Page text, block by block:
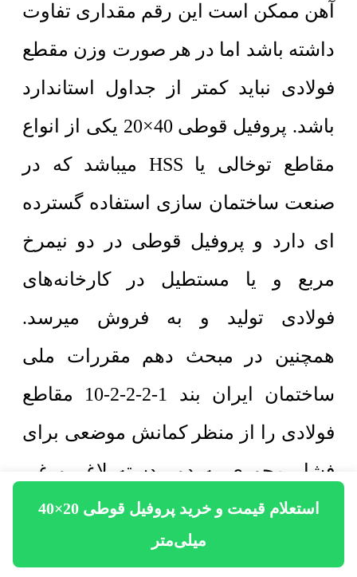
استعلام قیمت و خرید پروفیل قوطی 20×40
میلی‌متر
آهن ممکن است این رقم مقداری تفاوت
داشته باشد اما در هر صورت وزن مقطع
فولادی نباید کمتر از جداول استاندارد
باشد. پروفیل قوطی 40×20 یکی از انواع
مقاطع توخالی یا HSS میباشد که در
صنعت ساختمان سازی استفاده گسترده
ای دارد و پروفیل قوطی در دو نیمرخ
مربع و یا مستطیل در کارخانه‌های
فولادی تولید و به فروش میرسد.
همچنین در مبحث دهم مقررات ملی
ساختمان ایران بند 1-2-2-2-10 مقاطع
فولادی را از منظر کمانش موضعی برای
فشار محوری به دور دسته لاغر و غیر
لاغر تقسیم‌بندی می‌کند. طبق جدول زیر
اگر نسبت پهنا به ضخامت از حد